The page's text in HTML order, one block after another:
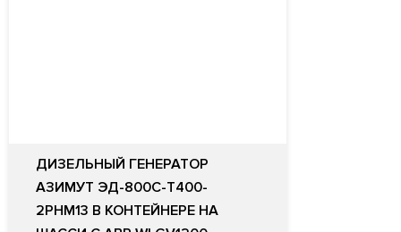
ДИЗЕЛЬНЫЙ ГЕНЕРАТОР
АЗИМУТ ЭД-800С-Т400-
2РНМ13 В КОНТЕЙНЕРЕ НА